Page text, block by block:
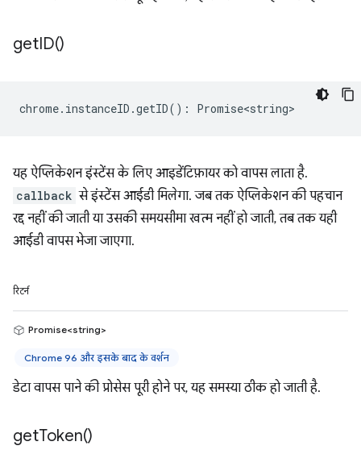
getID()
chrome. instanceID .getID() : Promise<string>
यह ऐप्लिकेशन इंस्टेंस के लिए आइडेंटिफ़ायर को वापस लाता है.
callback से इंस्टेंस आईडी मिलेगा. जब तक ऐप्लिकेशन की पहचान
रद्द नहीं की जाती या उसकी समयसीमा खत्म नहीं हो जाती, तब तक यही
आईडी वापस भेजा जाएगा.
रिटर्न
Promise<string>
Chrome 96 और इसके बाद के वर्शन
डेटा वापस पाने की प्रोसेस पूरी होने पर, यह समस्या ठीक हो जाती है.
getToken()